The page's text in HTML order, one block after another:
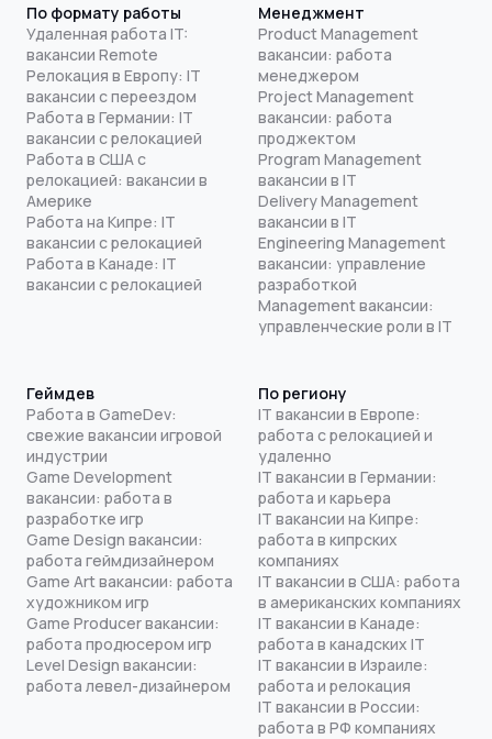
По формату работы
Удаленная работа IT:
вакансии Remote
Релокация в Европу: IT
вакансии с переездом
Работа в Германии: IT
вакансии с релокацией
Работа в США с
релокацией: вакансии в
Америке
Работа на Кипре: IT
вакансии с релокацией
Работа в Канаде: IT
вакансии с релокацией
Менеджмент
Product Management
вакансии: работа
менеджером
Project Management
вакансии: работа
проджектом
Program Management
вакансии в IT
Delivery Management
вакансии в IT
Engineering Management
вакансии: управление
разработкой
Management вакансии:
управленческие роли в IT
Геймдев
Работа в GameDev:
свежие вакансии игровой
индустрии
Game Development
вакансии: работа в
разработке игр
Game Design вакансии:
работа геймдизайнером
Game Art вакансии: работа
художником игр
Game Producer вакансии:
работа продюсером игр
Level Design вакансии:
работа левел-дизайнером
По региону
IT вакансии в Европе:
работа с релокацией и
удаленно
IT вакансии в Германии:
работа и карьера
IT вакансии на Кипре:
работа в кипрских
компаниях
IT вакансии в США: работа
в американских компаниях
IT вакансии в Канаде:
работа в канадских IT
IT вакансии в Израиле:
работа и релокация
IT вакансии в России:
работа в РФ компаниях